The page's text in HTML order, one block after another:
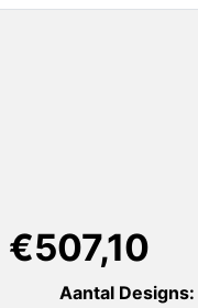
€507,10
Aantal Designs: